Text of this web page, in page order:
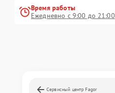
Время работы
Ежедневно с 9:00 до 21:00
Сервисный центр Fagor